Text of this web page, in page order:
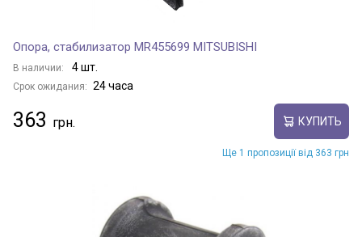
Опора, стабилизатор MR455699 MITSUBISHI
В наличии: 4 шт.
Срок ожидания: 24 часа
363 КУПИТЬ
Ще 1 пропозиції від 363 грн